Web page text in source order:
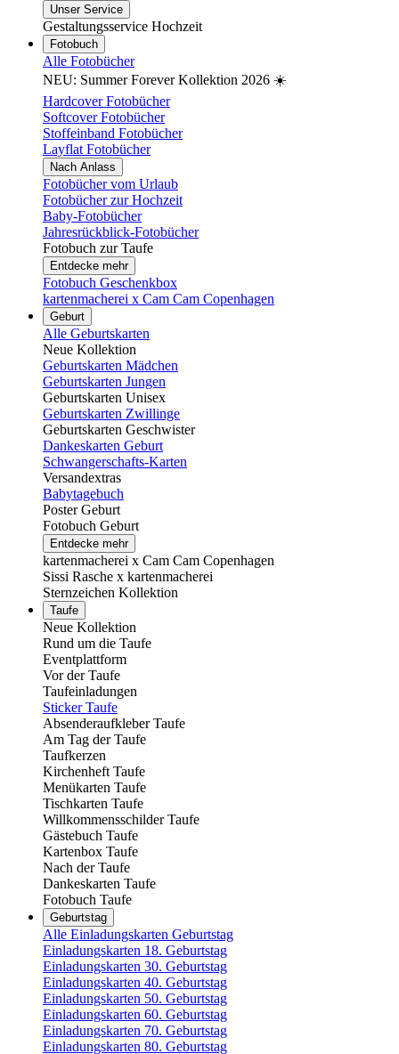
Unser Service
Gestaltungsservice Hochzeit
Fotobuch
Alle Fotobücher
NEU: Summer Forever Kollektion 2026 ☀️
Hardcover Fotobücher
Softcover Fotobücher
Stoffeinband Fotobücher
Layflat Fotobücher
Nach Anlass
Fotobücher vom Urlaub
Fotobücher zur Hochzeit
Baby-Fotobücher
Jahresrückblick-Fotobücher
Fotobuch zur Taufe
Entdecke mehr
Fotobuch Geschenkbox
kartenmacherei x Cam Cam Copenhagen
Geburt
Alle Geburtskarten
Neue Kollektion
Geburtskarten Mädchen
Geburtskarten Jungen
Geburtskarten Unisex
Geburtskarten Zwillinge
Geburtskarten Geschwister
Dankeskarten Geburt
Schwangerschafts-Karten
Versandextras
Babytagebuch
Poster Geburt
Fotobuch Geburt
Entdecke mehr
kartenmacherei x Cam Cam Copenhagen
Sissi Rasche x kartenmacherei
Sternzeichen Kollektion
Taufe
Neue Kollektion
Rund um die Taufe
Eventplattform
Vor der Taufe
Taufeinladungen
Sticker Taufe
Absenderaufkleber Taufe
Am Tag der Taufe
Taufkerzen
Kirchenheft Taufe
Menükarten Taufe
Tischkarten Taufe
Willkommensschilder Taufe
Gästebuch Taufe
Kartenbox Taufe
Nach der Taufe
Dankeskarten Taufe
Fotobuch Taufe
Geburtstag
Alle Einladungskarten Geburtstag
Einladungskarten 18. Geburtstag
Einladungskarten 30. Geburtstag
Einladungskarten 40. Geburtstag
Einladungskarten 50. Geburtstag
Einladungskarten 60. Geburtstag
Einladungskarten 70. Geburtstag
Einladungskarten 80. Geburtstag